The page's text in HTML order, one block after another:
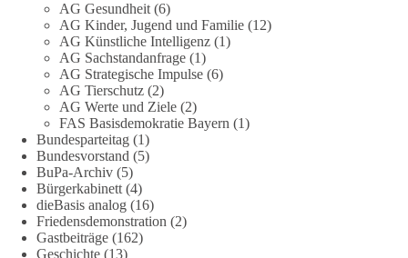
Fragen zu vermeiden. Sie lebt davon, Fragen offen zu stellen
und transparent zu beantworten.
dieBasis fordert deshalb weiterhin eine unabhängige,
vollständige und transparente Aufarbeitung der Corona-Politik.
Ohne Denkverbote, ohne Vorverurteilungen und ohne Tabus.
Quellen:https://apnews.com/article/fauci-diaries-covid-origins-
rand-paul-6b25da9f75a0becbaf2886ab22643e67
https://www.tichyseinblick.de/kolumnen/aus-aller-welt/usa-
tagebuch-fauci-corona-impfung/
#dieBasis #Corona #Aufarbeitung
AG Gesundheit (6)
AG Kinder, Jugend und Familie (12)
AG Künstliche Intelligenz (1)
AG Sachstandanfrage (1)
AG Strategische Impulse (6)
AG Tierschutz (2)
AG Werte und Ziele (2)
FAS Basisdemokratie Bayern (1)
Bundesparteitag (1)
Bundesvorstand (5)
BuPa-Archiv (5)
Bürgerkabinett (4)
dieBasis analog (16)
Friedensdemonstration (2)
Gastbeiträge (162)
Geschichte (13)